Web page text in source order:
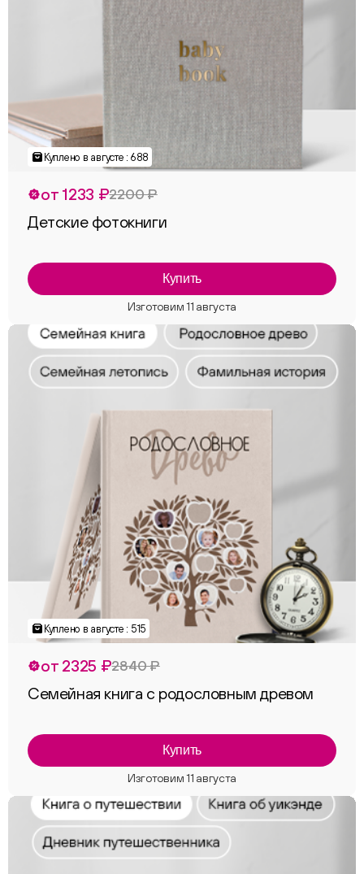
Куплено в августе : 688
от 1233 ₽2200 ₽
Детские фотокниги
Купить
Куплено в августе : 515
от 2325 ₽2840 ₽
Семейная книга с родословным древом
Купить